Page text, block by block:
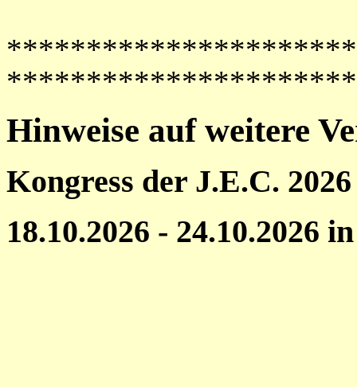
Hinweise auf weitere
Kongress der J.E.C. 2026
18.10.2026 - 24.10.2026